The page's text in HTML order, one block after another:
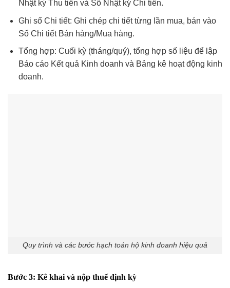
Nhật ký Thu tiền và Sổ Nhật ký Chi tiền.
Ghi sổ Chi tiết: Ghi chép chi tiết từng lần mua, bán vào
Sổ Chi tiết Bán hàng/Mua hàng.
Tổng hợp: Cuối kỳ (tháng/quý), tổng hợp số liệu để lập
Báo cáo Kết quả Kinh doanh và Bảng kê hoạt động kinh
doanh.
Quy trình và các bước hạch toán hộ kinh doanh hiệu quả
Bước 3: Kê khai và nộp thuế định kỳ